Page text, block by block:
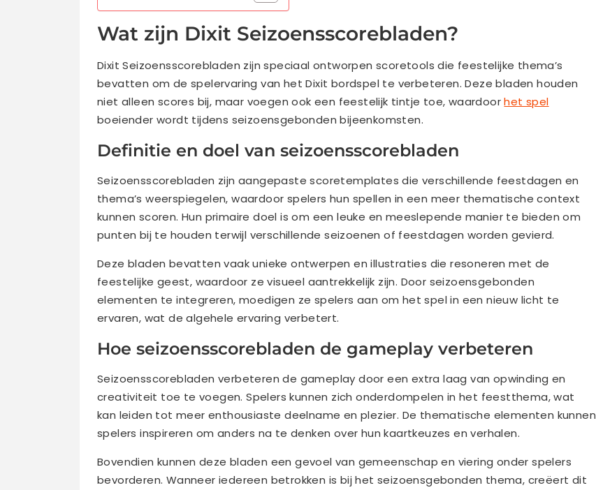
Wat zijn Dixit Seizoensscorebladen?
Dixit Seizoensscorebladen zijn speciaal ontworpen scoretools die feestelijke thema’s
bevatten om de spelervaring van het Dixit bordspel te verbeteren. Deze bladen houden
niet alleen scores bij, maar voegen ook een feestelijk tintje toe, waardoorhet spel
boeiender wordt tijdens seizoensgebonden bijeenkomsten.
Definitie en doel van seizoensscorebladen
Seizoensscorebladen zijn aangepaste scoretemplates die verschillende feestdagen en
thema’s weerspiegelen, waardoor spelers hun spellen in een meer thematische context
kunnen scoren. Hun primaire doel is om een leuke en meeslepende manier te bieden om
punten bij te houden terwijl verschillende seizoenen of feestdagen worden gevierd.
Deze bladen bevatten vaak unieke ontwerpen en illustraties die resoneren met de
feestelijke geest, waardoor ze visueel aantrekkelijk zijn. Door seizoensgebonden
elementen te integreren, moedigen ze spelers aan om het spel in een nieuw licht te
ervaren, wat de algehele ervaring verbetert.
Hoe seizoensscorebladen de gameplay verbeteren
Seizoensscorebladen verbeteren de gameplay door een extra laag van opwinding en
creativiteit toe te voegen. Spelers kunnen zich onderdompelen in het feestthema, wat
kan leiden tot meer enthousiaste deelname en plezier. De thematische elementen kunnen
spelers inspireren om anders na te denken over hun kaartkeuzes en verhalen.
Bovendien kunnen deze bladen een gevoel van gemeenschap en viering onder spelers
bevorderen. Wanneer iedereen betrokken is bij het seizoensgebonden thema, creëert dit